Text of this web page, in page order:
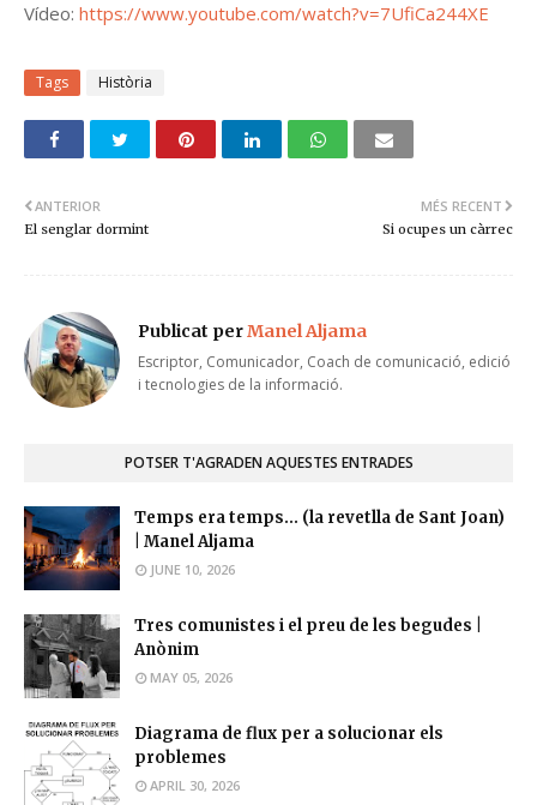
Vídeo: https://www.youtube.com/watch?v=7UfiCa244XE
Tags Història
MÉS RECENT
Si ocupes un càrrec
ANTERIOR
El senglar dormint
Publicat perManel Aljama
Escriptor, Comunicador, Coach de comunicació, edició
i tecnologies de la informació.
POTSER T'AGRADEN AQUESTES ENTRADES
Temps era temps... (la revetlla de Sant Joan)
| Manel Aljama
JUNE 10, 2026
Tres comunistes i el preu de les begudes |
Anònim
MAY 05, 2026
Diagrama de flux per a solucionar els
problemes
APRIL 30, 2026